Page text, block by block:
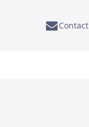
Contact